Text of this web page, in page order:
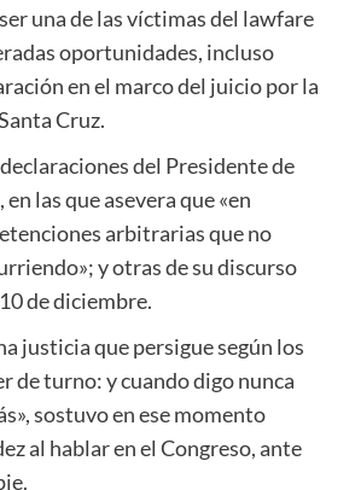
una de las víctimas del lawfare
oportunidades, incluso
en el marco del juicio por la
Cruz.
del Presidente de
las que asevera que «en
arbitrarias que no
y otras de su discurso
de diciembre.
justicia que persigue según los
de turno: y cuando digo nunca
sostuvo en ese momento
al hablar en el Congreso, ante